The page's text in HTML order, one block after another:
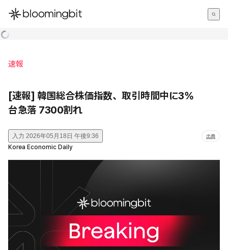
한국어
速報
[速報] 韓国総合株価指数、取引時間中に3%
台急落 7300割れ
入力 2026年05月18日 午後9:36 出典
Korea Economic Daily